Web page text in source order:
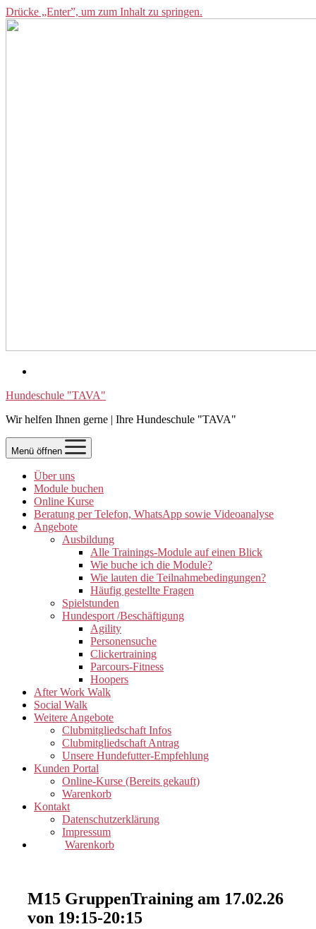
Drücke „Enter”, um zum Inhalt zu springen.
Hundeschule "TAVA"
Wir helfen Ihnen gerne | Ihre Hundeschule "TAVA"
Menü öffnen
Über uns
Module buchen
Online Kurse
Beratung per Telefon, WhatsApp sowie Videoanalyse
Angebote
Ausbildung
Alle Trainings-Module auf einen Blick
Wie buche ich die Module?
Wie lauten die Teilnahmebedingungen?
Häufig gestellte Fragen
Spielstunden
Hundesport /Beschäftigung
Agility
Personensuche
Clickertraining
Parcours-Fitness
Hoopers
After Work Walk
Social Walk
Weitere Angebote
Clubmitgliedschaft Infos
Clubmitgliedschaft Antrag
Unsere Hundefutter-Empfehlung
Kunden Portal
Online-Kurse (Bereits gekauft)
Warenkorb
Kontakt
Datenschutzerklärung
Impressum
Warenkorb
M15 GruppenTraining am 17.02.26
von 19:15-20:15